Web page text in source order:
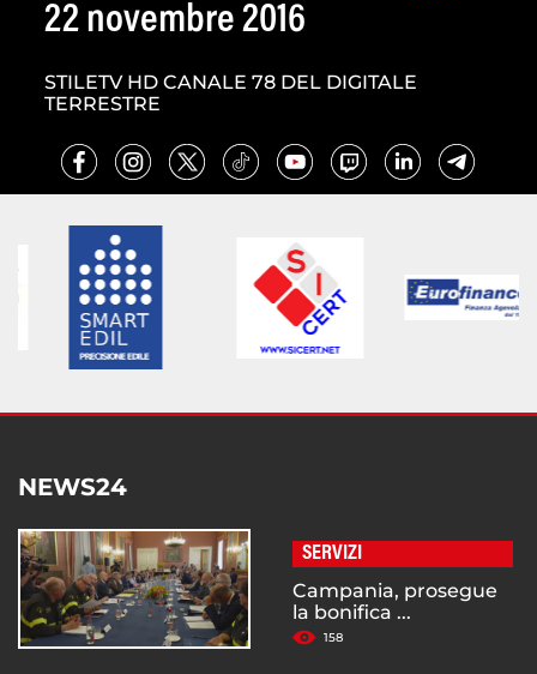
22 novembre 2016
STILETV HD CANALE 78 DEL DIGITALE
TERRESTRE
NEWS24
SERVIZI
Campania, prosegue
la bonifica ...
158